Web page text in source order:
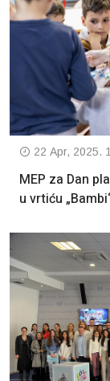
22 Apr, 2025.
MEP za Dan
u vrtiću